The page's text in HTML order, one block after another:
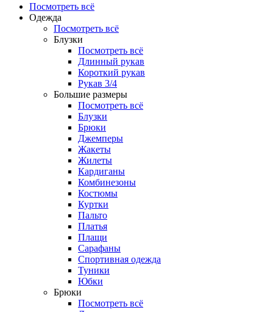
Посмотреть всё
Одежда
Посмотреть всё
Блузки
Посмотреть всё
Длинный рукав
Короткий рукав
Рукав 3/4
Большие размеры
Посмотреть всё
Блузки
Брюки
Джемперы
Жакеты
Жилеты
Кардиганы
Комбинезоны
Костюмы
Куртки
Пальто
Платья
Плащи
Сарафаны
Спортивная одежда
Туники
Юбки
Брюки
Посмотреть всё